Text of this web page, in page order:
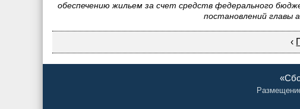
обеспечению жильем за счет средств федерального
постановлений главы
‹